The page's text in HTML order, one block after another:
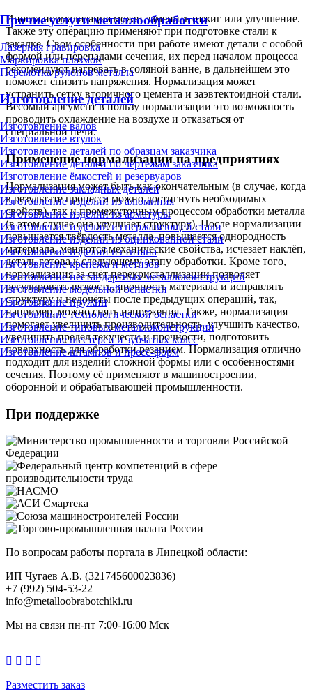
Прочие услуги металлообработки
Лазерная гравировка
Маркировка плазмой
Перемотка рулонов металла
Изготовление деталей
Изготовление валов
Изготовление втулок
Изготовление деталей по образцам заказчика
Изготовление деталей по чертежам заказчика
Изготовление ёмкостей и резервуаров
Изготовление закладных деталей
Изготовление изделий из алюминия
Изготовление изделий из арматуры
Изготовление изделий из нержавеющей стали
Изготовление изделий из оцинкованной стали
Изготовление изделий из титана
Изготовление крепежа и метизов
Изготовление нестандартных металлоконструкций
Изготовление модельной оснастки
Изготовление пружин
Изготовление технологической оснастки
Изготовление типовых металлоконструкций
Изготовление шестерен и зубчатых колес
Изготовление штампов и пресс-форм
Иногда нормализация может заменить отжиг или улучшение.
Также эту операцию применяют при подготовке стали к
закалке. Свои особенности при работе имеют детали с особой
формой или перепадами сечения, их перед началом процесса
рекомендуют нагревать в соляной ванне, в дальнейшем это
поможет снизить напряжения. Нормализация может
устранить сетку вторичного цемента и заэвтектоидной стали.
Весомый аргумент в пользу нормализации это возможность
проводить охлаждение на воздухе и отказаться от
специальной печи.
Применение нормализации на предприятиях
Нормализация может быть как окончательным (в случае, когда
в результате процесса можно достигнуть необходимых
свойств), так и промежуточным процессом обработки металла
(в этом случае она улучшает структуру). После нормализации
повышается твёрдость металла, повышается однородность
материала, меняются механические свойства, исчезает наклёп,
деталь готова к следующему этапу обработки. Кроме того,
нормализация за счёт перекристаллизации позволяет
регулировать вязкость, прочность материала и исправлять
структуру и недочёты после предыдущих операций, так,
например, можно снять напряжения. Также, нормализация
помогает увеличить производительность, улучшить качество,
увеличить предел текучести и прочности, подготовить
поверхность для обработки резанием. Нормализация отлично
подходит для изделий сложной формы или с особенностями
сечения. Поэтому её применяют в машиностроении,
оборонной и обрабатывающей промышленности.
При поддержке
По вопросам работы портала в Липецкой области:
ИП Чугаев А.В. (321745600023836)
+7 (992) 504-53-22
info@metalloobrabotchiki.ru
Мы на связи пн-пт 7:00-16:00 Мск
Разместить заказ